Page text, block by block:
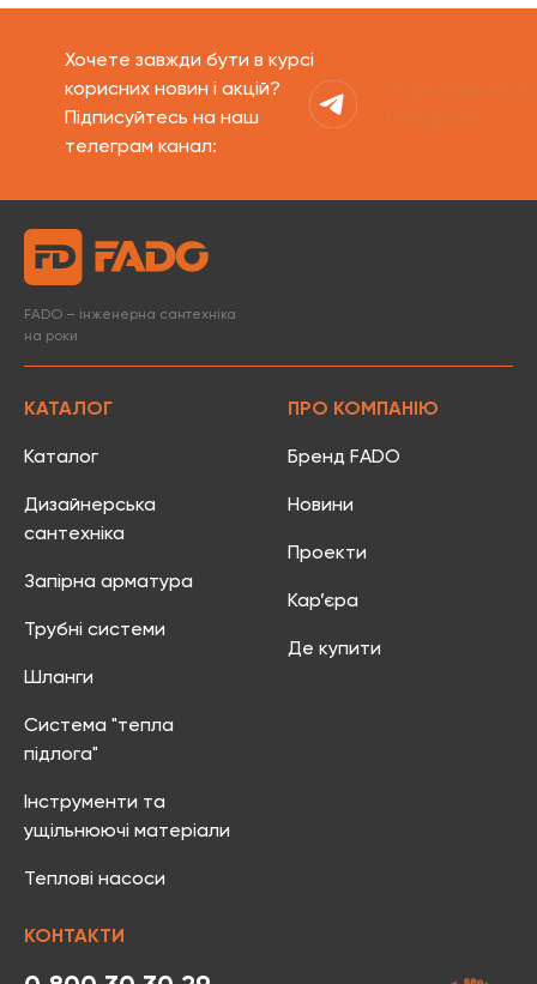
Хочете завжди бути в курсі
корисних новин і акцій?
Підписуйтесь на наш
телеграм канал:
FADO – інженерна сантехніка
на роки
КАТАЛОГ
Каталог
Дизайнерська
сантехніка
Запірна арматура
Трубні системи
Шланги
Система "тепла
підлога"
Інструменти та
ущільнюючі матеріали
Теплові насоси
ПРО КОМПАНІЮ
Бренд FADO
Новини
Проекти
Кар’єра
Де купити
КОНТАКТИ